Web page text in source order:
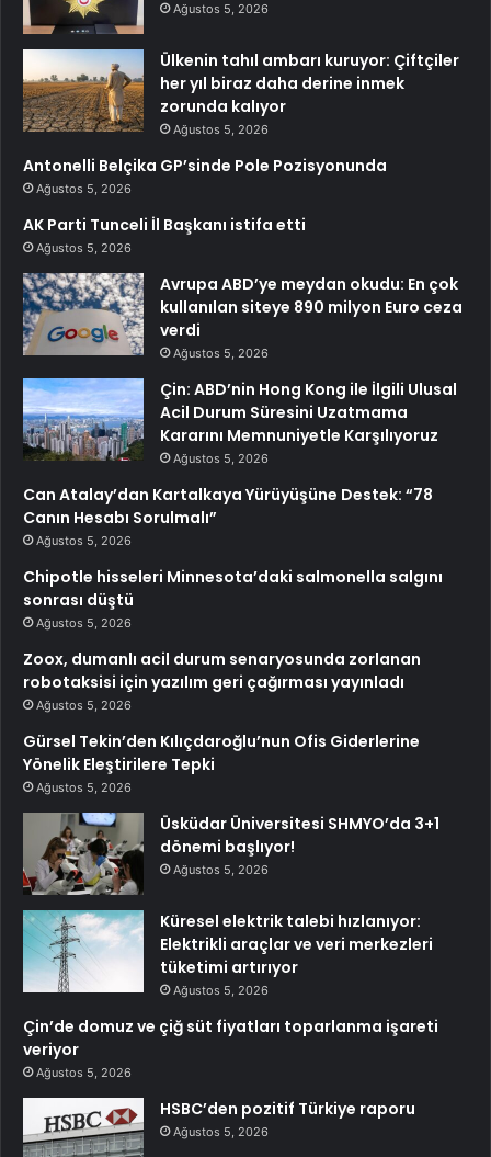
Ağustos 5, 2026
Ülkenin tahıl ambarı kuruyor: Çiftçiler
her yıl biraz daha derine inmek
zorunda kalıyor
Ağustos 5, 2026
Antonelli Belçika GP’sinde Pole Pozisyonunda
Ağustos 5, 2026
AK Parti Tunceli İl Başkanı istifa etti
Ağustos 5, 2026
Avrupa ABD’ye meydan okudu: En çok
kullanılan siteye 890 milyon Euro ceza
verdi
Ağustos 5, 2026
Çin: ABD’nin Hong Kong ile İlgili Ulusal
Acil Durum Süresini Uzatmama
Kararını Memnuniyetle Karşılıyoruz
Ağustos 5, 2026
Can Atalay’dan Kartalkaya Yürüyüşüne Destek: “78
Canın Hesabı Sorulmalı”
Ağustos 5, 2026
Chipotle hisseleri Minnesota’daki salmonella salgını
sonrası düştü
Ağustos 5, 2026
Zoox, dumanlı acil durum senaryosunda zorlanan
robotaksisi için yazılım geri çağırması yayınladı
Ağustos 5, 2026
Gürsel Tekin’den Kılıçdaroğlu’nun Ofis Giderlerine
Yönelik Eleştirilere Tepki
Ağustos 5, 2026
Üsküdar Üniversitesi SHMYO’da 3+1
dönemi başlıyor!
Ağustos 5, 2026
Küresel elektrik talebi hızlanıyor:
Elektrikli araçlar ve veri merkezleri
tüketimi artırıyor
Ağustos 5, 2026
Çin’de domuz ve çiğ süt fiyatları toparlanma işareti
veriyor
Ağustos 5, 2026
HSBC’den pozitif Türkiye raporu
Ağustos 5, 2026